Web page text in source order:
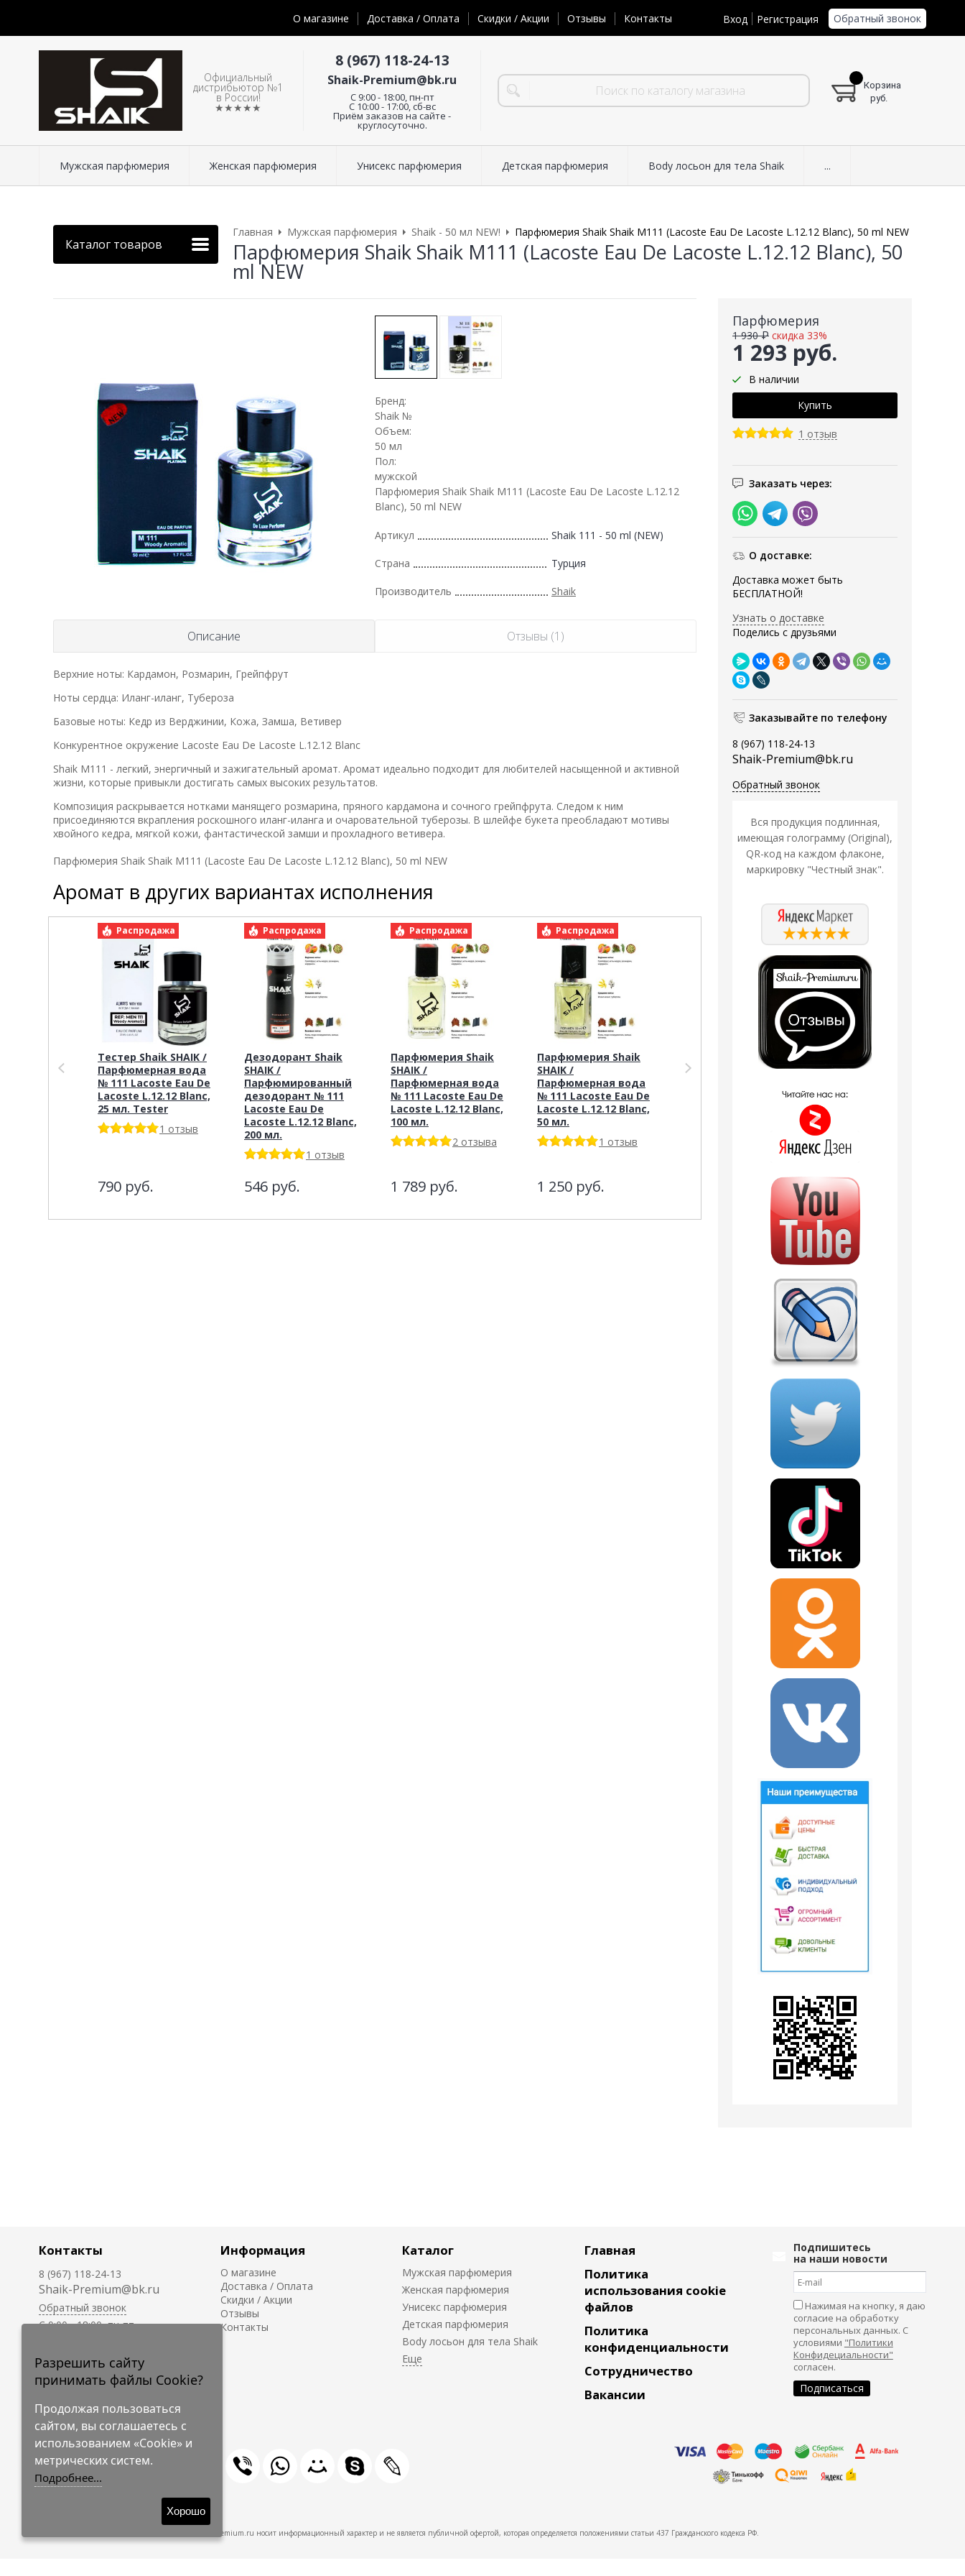
О магазине Доставка / Оплата Скидки / Акции Отзывы Контакты Вход Регистрация Обратный звонок
Официальный
дистрибьютор №1
в России!
★★★★★
8 (967) 118-24-13
Shaik-Premium@bk.ru
C 9:00 - 18:00, пн-пт
С 10:00 - 17:00, сб-вс
Приём заказов на сайте -
круглосуточно.
Корзина
руб.
Мужская парфюмерия Женская парфюмерия Унисекс парфюмерия Детская парфюмерия Body лосьон для тела Shaik ...
Каталог товаров
Главная Мужская парфюмерия Shaik - 50 мл NEW! Парфюмерия Shaik Shaik M111 (Lacoste Eau De Lacoste L.12.12 Blanc), 50 ml NEW
Парфюмерия Shaik Shaik M111 (Lacoste Eau De Lacoste L.12.12 Blanc), 50
ml NEW
Парфюмерия
1 293 руб.
1 930 ₽ скидка 33%
В наличии
1 отзыв
Заказать через:
О доставке:
Доставка может быть
БЕСПЛАТНОЙ!
Узнать о доставке
Поделись с друзьями
Заказывайте по телефону
8 (967) 118-24-13
Shaik-Premium@bk.ru
Обратный звонок
Вся продукция подлинная,
имеющая голограмму (Original),
QR-код на каждом флаконе,
маркировку "Честный знак".
Бренд:
Shaik №
Объем:
50 мл
Пол:
мужской
Парфюмерия Shaik Shaik M111 (Lacoste Eau De Lacoste L.12.12
Blanc), 50 ml NEW
Артикул Shaik 111 - 50 ml (NEW)
Страна Турция
Производитель Shaik
Описание Отзывы (1)
Верхние ноты: Кардамон, Розмарин, Грейпфрут
Ноты сердца: Иланг-иланг, Тубероза
Базовые ноты: Кедр из Верджинии, Кожа, Замша, Ветивер
Конкурентное окружение Lacoste Eau De Lacoste L.12.12 Blanc
Shaik M111 - легкий, энергичный и зажигательный аромат. Аромат идеально подходит для любителей насыщенной и активной
жизни, которые привыкли достигать самых высоких результатов.
Композиция раскрывается нотками манящего розмарина, пряного кардамона и сочного грейпфрута. Следом к ним
присоединяются вкрапления роскошного иланг-иланга и очаровательной туберозы. В шлейфе букета преобладают мотивы
хвойного кедра, мягкой кожи, фантастической замши и прохладного ветивера.
Парфюмерия Shaik Shaik M111 (Lacoste Eau De Lacoste L.12.12 Blanc), 50 ml NEW
Аромат в других вариантах исполнения
Распродажа
Тестер Shaik SHAIK /
Парфюмерная вода
№ 111 Lacoste Eau De
Lacoste L.12.12 Blanc,
25 мл. Tester
1 отзыв
790 руб.
Распродажа
Дезодорант Shaik
SHAIK /
Парфюмированный
дезодорант № 111
Lacoste Eau De
Lacoste L.12.12 Blanc,
200 мл.
1 отзыв
546 руб.
Распродажа
Парфюмерия Shaik
SHAIK /
Парфюмерная вода
№ 111 Lacoste Eau De
Lacoste L.12.12 Blanc,
100 мл.
2 отзыва
1 789 руб.
Распродажа
Парфюмерия Shaik
SHAIK /
Парфюмерная вода
№ 111 Lacoste Eau De
Lacoste L.12.12 Blanc,
50 мл.
1 отзыв
1 250 руб.
Парфюмерия Shaik
SHAIK /
№111 LACOSTE L.12.12
Распродажа
Аромадиффузор
Shaik
палочками Shaik 111
Lacoste L.12.12 Blanc)
1 190
Контакты
8 (967) 118-24-13
Shaik-Premium@bk.ru
Обратный звонок
C 9:00 - 18:00, пн-пт
круглосуточно.
Информация
О магазине
Доставка / Оплата
Скидки / Акции
Отзывы
Контакты
Каталог
Мужская парфюмерия
Женская парфюмерия
Унисекс парфюмерия
Детская парфюмерия
Body лосьон для тела Shaik
Главная
Политика
использования cookie
файлов
Политика
конфиденциальности
Сотрудничество
Вакансии
Подпишитесь
на наши новости
Нажимая на кнопку, я даю
согласие на обработку
персональных данных. С
условиями "Политики
Конфидециальности"
согласен.
© 2009-2026 Shaik-Premium
Shaik-Premium.ru носит информационный характер и не является публичной офертой, которая определяется положениями статьи 437 Гражданского кодекса РФ.
Разрешить сайту
принимать файлы Cookie?
Продолжая пользоваться
сайтом, вы соглашаетесь с
использованием «Cookie» и
метрических систем.
Подробнее...
Хорошо